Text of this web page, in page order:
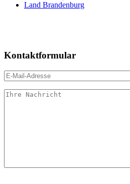
Land Brandenburg
Kontaktformular